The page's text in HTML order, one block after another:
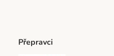
Přepravci